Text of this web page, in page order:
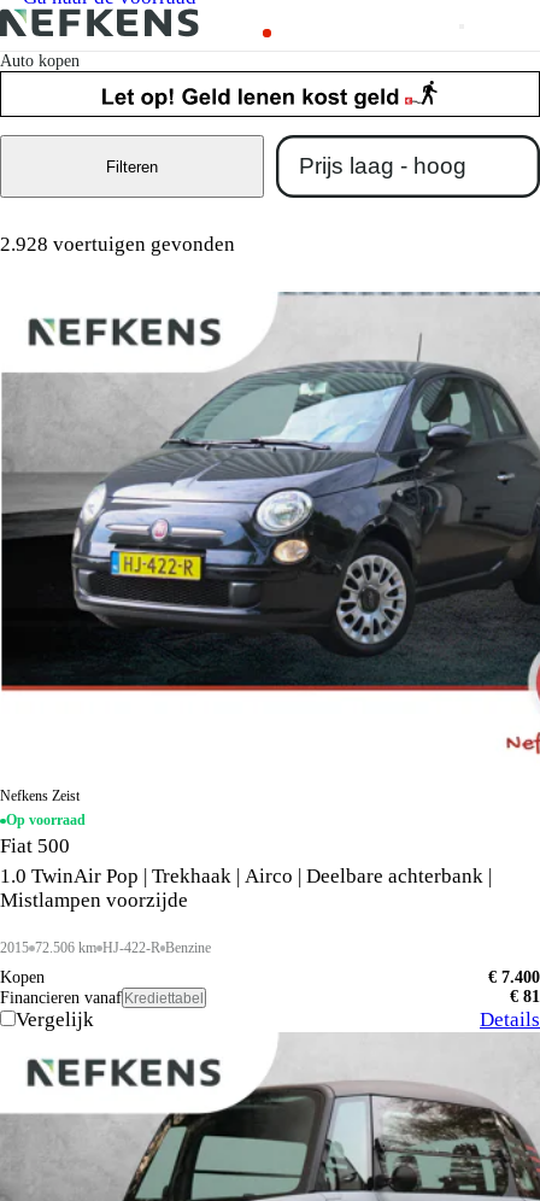
Auto kopen
2.928 voertuigen gevonden
Filteren
Nefkens Zeist
Op voorraad
Fiat 500
1.0 TwinAir Pop | Trekhaak | Airco | Deelbare achterbank |
Mistlampen voorzijde
2015 72.506 km HJ-422-R Benzine
Kopen
€ 7.400
Financieren vanaf Krediettabel € 81
Vergelijk Details